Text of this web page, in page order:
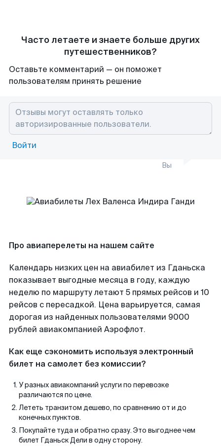
Часто летаете и знаете больше других
путешественников?
Оставьте комментарий — он поможет
пользователям принять решение
Войти
Вы
Про авиаперелеты на нашем сайте
Календарь низких цен на авиабилет из Гданьска
показывает выгодные месяца в году, каждую
неделю по маршруту летают 5 прямых рейсов и 10
рейсов с пересадкой. Цена варьируется, самая
дорогая из найденных пользователями 9000
рублей авиакомпанией Аэрофлот.
Как еще сэкономить используя электронный
билет на самолет без комиссии?
У разных авиакомпаний услуги по перевозке
различаются по цене.
Лететь транзитом дешево, по сравнению от и до
конечных пунктов.
Покупайте туда и обратно сразу. Это выгоднее чем
билет Гданьск Дели в одну сторону.